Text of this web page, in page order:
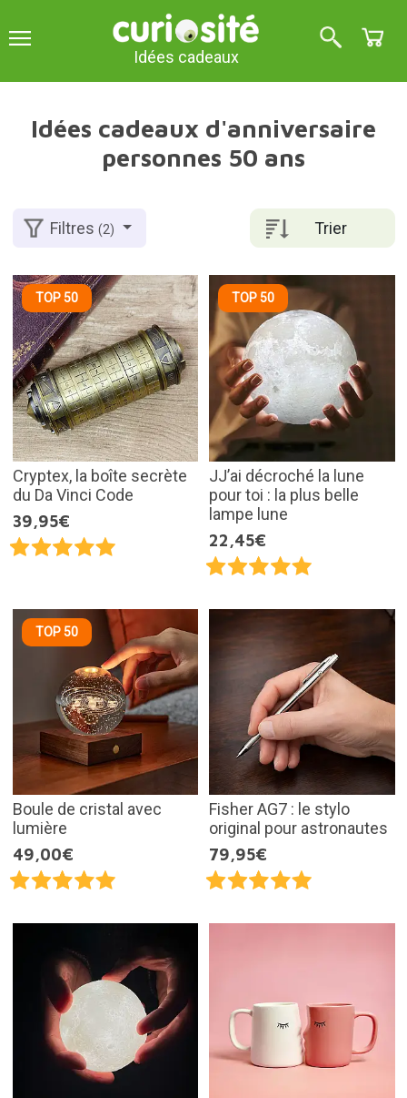
Idées cadeaux
Idées cadeaux d'anniversaire
personnes 50 ans
Trier
Filtres(2)
TOP 50
Cryptex, la boîte secrète
du Da Vinci Code
39,95€
TOP 50
JJ’ai décroché la lune
pour toi : la plus belle
lampe lune
22,45€
TOP 50
Boule de cristal avec
lumière
49,00€
Fisher AG7 : le stylo
original pour astronautes
79,95€